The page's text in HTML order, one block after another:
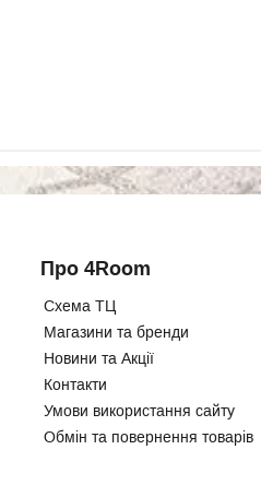
Про 4Room
Схема ТЦ
Магазини та бренди
Новини та Акції
Контакти
Умови використання сайту
Обмін та повернення товарів